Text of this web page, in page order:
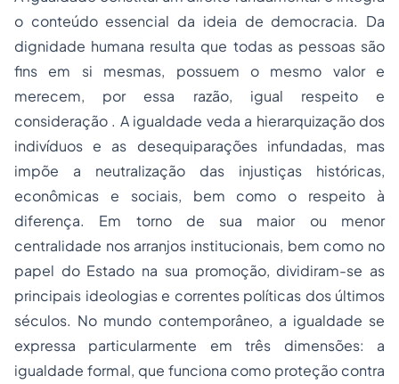
o conteúdo essencial da ideia de democracia. Da
dignidade humana resulta que todas as pessoas são
fins em si mesmas, possuem o mesmo valor e
merecem, por essa razão, igual respeito e
consideração . A igualdade veda a hierarquização dos
indivíduos e as desequiparações infundadas, mas
impõe a neutralização das injustiças históricas,
econômicas e sociais, bem como o respeito à
diferença. Em torno de sua maior ou menor
centralidade nos arranjos institucionais, bem como no
papel do Estado na sua promoção, dividiram-se as
principais ideologias e correntes políticas dos últimos
séculos. No mundo contemporâneo, a igualdade se
expressa particularmente em três dimensões: a
igualdade formal, que funciona como proteção contra